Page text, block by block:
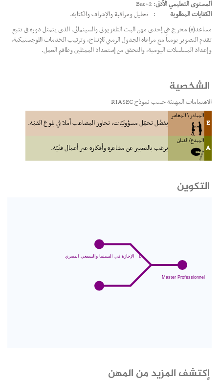
المستوى التعليمي الأدنى: Bac+2
الكفايات المطلوبة
: تحليل ومراقبة والإشراف والكتابة.
مساعد(ة) مخرج هي إحدى مهن البث التلفزيوني والسينمائي، الذي يتمثل دوره في تتبع
تقدم التصوير يومياً مع مراعاة الجدول الزمني للإنتاج، وترتيب الخدمات اللوجستيكية،
وإعداد المسلسلات اليومية، والتحقق من إستعداد الممثلين وطاقم العمل.
الشخصية
الاهتمامات المهنيّة حسب نموذج RIASEC
E
المبادر \ المغامر
يفضّل تحمّل مسؤوليّات، تجاوز المصاعب أملا في بلوغ القمّة.
A
المبدع/الفنان
يرغب بالتعبير عن مشاعره وأفكاره عبر أعمال فنّيّة.
التكوين
إكتشف المزيد من المهن